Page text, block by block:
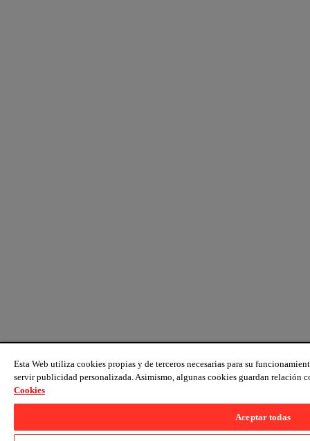
Esta Web utiliza cookies propias y de terceros necesarias para su
servir publicidad personalizada. Asimismo, algunas cookies guardan relación
Cookies
Aceptar todas